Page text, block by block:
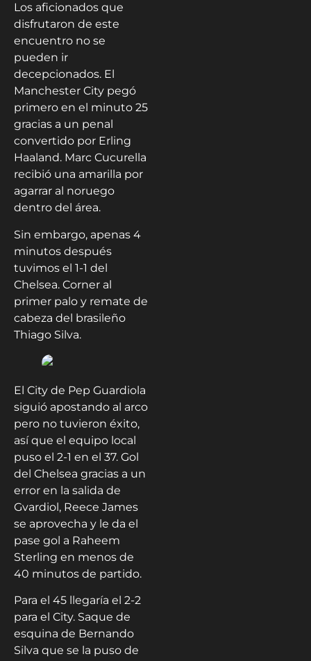
Los aficionados que
disfrutaron de este
encuentro no se
pueden ir
decepcionados. El
Manchester City pegó
primero en el minuto 25
gracias a un penal
convertido por Erling
Haaland. Marc Cucurella
recibió una amarilla por
agarrar al noruego
dentro del área.
Sin embargo, apenas 4
minutos después
tuvimos el 1-1 del
Chelsea. Corner al
primer palo y remate de
cabeza del brasileño
Thiago Silva.
El City de Pep Guardiola
siguió apostando al arco
pero no tuvieron éxito,
así que el equipo local
puso el 2-1 en el 37. Gol
del Chelsea gracias a un
error en la salida de
Gvardiol, Reece James
se aprovecha y le da el
pase gol a Raheem
Sterling en menos de
40 minutos de partido.
Para el 45 llegaría el 2-2
para el City. Saque de
esquina de Bernando
Silva que se la puso de